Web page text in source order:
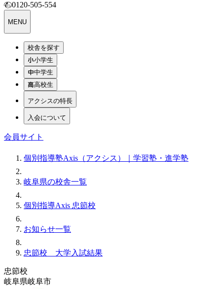
0120-505-554
MENU
校舎を探す
小学生
中学生
高校生
アクシスの特長
入会について
会員サイト
個別指導塾Axis（アクシス）｜学習塾・進学塾
岐阜県の校舎一覧
個別指導Axis 忠節校
お知らせ一覧
忠節校 大学入試結果
忠節校
岐阜県岐阜市